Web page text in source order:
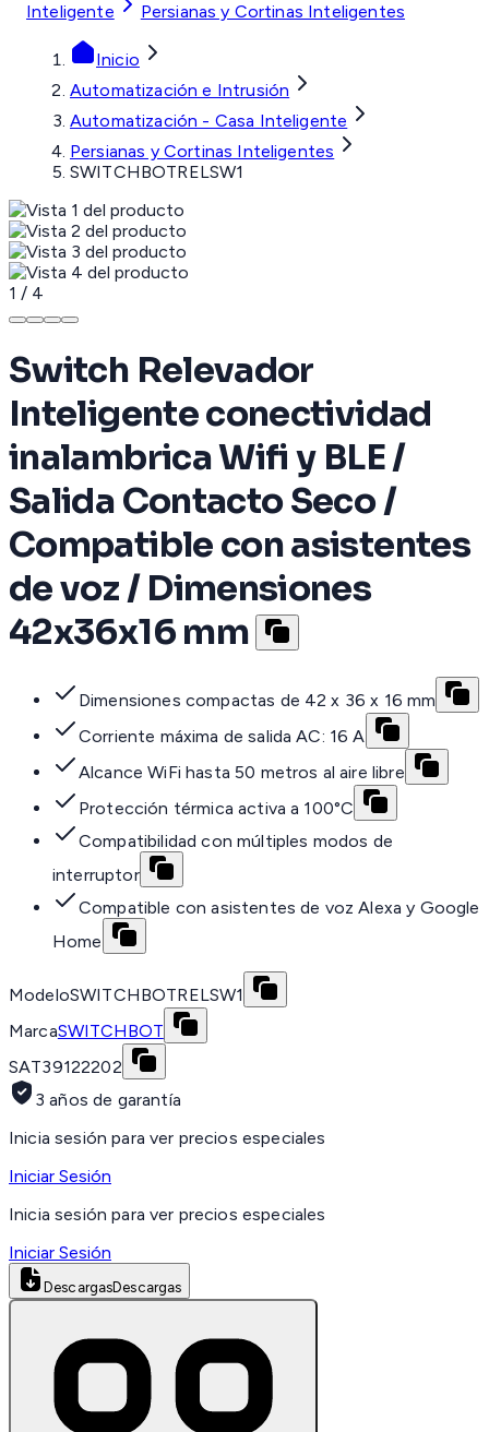
Inteligente
Persianas y Cortinas Inteligentes
Inicio
Automatización e Intrusión
Automatización - Casa Inteligente
Persianas y Cortinas Inteligentes
SWITCHBOTRELSW1
1 / 4
Switch Relevador
Inteligente conectividad
inalambrica Wifi y BLE /
Salida Contacto Seco /
Compatible con asistentes
de voz / Dimensiones
42x36x16 mm
Dimensiones compactas de 42 x 36 x 16 mm
Corriente máxima de salida AC: 16 A
Alcance WiFi hasta 50 metros al aire libre
Protección térmica activa a 100°C
Compatibilidad con múltiples modos de
interruptor
Compatible con asistentes de voz Alexa y Google
Home
ModeloSWITCHBOTRELSW1
MarcaSWITCHBOT
SAT39122202
3 años de garantía
Inicia sesión para ver precios especiales
Iniciar Sesión
Inicia sesión para ver precios especiales
Iniciar Sesión
DescargasDescargas